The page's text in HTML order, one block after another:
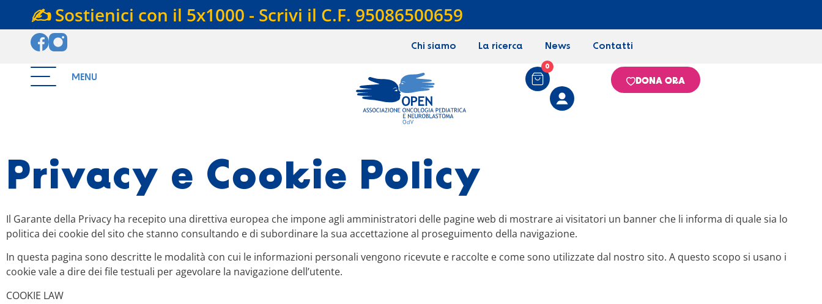
✍️ Sostienici con il 5x1000 - Scrivi il C.F. 95086500659
Chi siamo La ricerca News Contatti
MENU
0
DONA ORA
Privacy e Cookie Policy
Il Garante della Privacy ha recepito una direttiva europea che impone agli amministratori delle pagine web di mostrare ai visitatori un banner che li informa di quale sia lo
politica dei cookie del sito che stanno consultando e di subordinare la sua accettazione al proseguimento della navigazione.
In questa pagina sono descritte le modalità con cui le informazioni personali vengono ricevute e raccolte e come sono utilizzate dal nostro sito. A questo scopo si usano i
cookie vale a dire dei file testuali per agevolare la navigazione dell’utente.
COOKIE LAW